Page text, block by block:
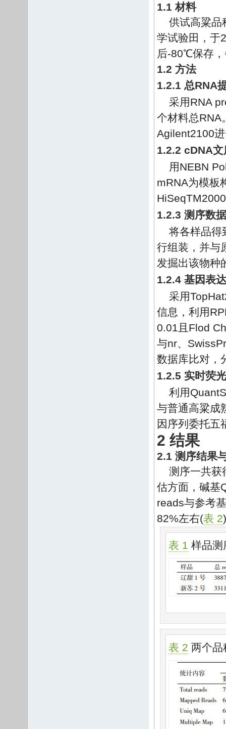
1.1 材料
供试高粱品
学试验田，于
后-80℃保存
1.2 方法
1.2.1 总RNA
采用RNA
个材料总RNA
Agilent2100
1.2.2 cDNA
用NEBN
mRNA为模板
1.2.3 测序数
将各样品得
行组装，并与
发掘出该物种
1.2.4 基因表
采用
信息，利用
0.01且Flod
与nr、
数据库比对，
1.2.5 实时荧
利用
与普通高粱成
因序列委托五
2 结果
2.1 测序结果
测序一共获
估方面，碱基
reads与参考
82%左右(表 2
表 1 样品测
表 2 两个品